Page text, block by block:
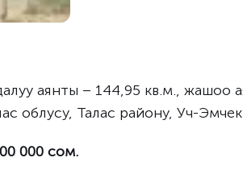
аянты – 144,95 кв.м., жашоо
облусу, Талас району, Уч-
000 сом.